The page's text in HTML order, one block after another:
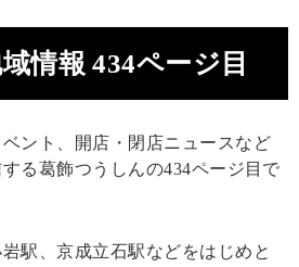
情報 434ページ目
ント、開店・閉店ニュースなど
る葛飾つうしんの434ページ目で
駅、京成立石駅などをはじめと